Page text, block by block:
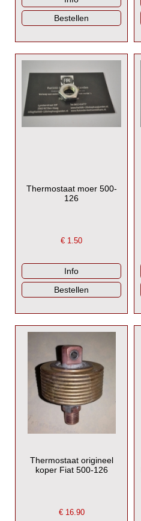
Thermostaat moer 500-
126
€ 1.50
Thermostaat origineel
koper Fiat 500-126
€ 16.90